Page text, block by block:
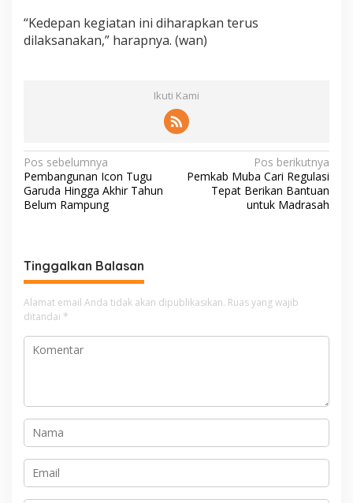
“Kedepan kegiatan ini diharapkan terus
dilaksanakan,” harapnya. (wan)
Ikuti Kami
N
a
v
g
a
s
i
p
Pos sebelumnya
Pembangunan Icon Tugu
Garuda Hingga Akhir Tahun
Belum Rampung
Pos berikutnya
Pemkab Muba Cari Regulasi
Tepat Berikan Bantuan
untuk Madrasah
Tinggalkan Balasan
Alamat email Anda tidak akan dipublikasikan. Ruas yang wajib
ditandai *